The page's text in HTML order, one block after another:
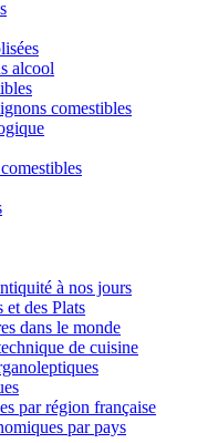
alcool
comestibles
à nos jours
et des Plats
dans le monde
de cuisine
par région française
par pays